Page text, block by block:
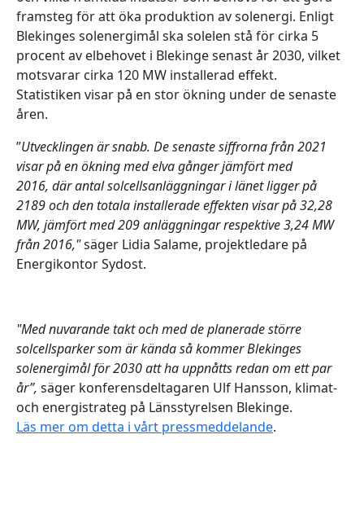
framsteg för att öka produktion av solenergi. Enligt
Blekinges solenergimål ska solelen stå för cirka 5
procent av elbehovet i Blekinge senast år 2030, vilket
motsvarar cirka 120 MW installerad effekt.
Statistiken visar på en stor ökning under de senaste
åren.
”Utvecklingen är snabb. De senaste siffrorna från 2021
visar på en ökning med elva gånger jämfört med
2016, där antal solcellsanläggningar i länet ligger på
2189 och den totala installerade effekten visar på 32,28
MW, jämfört med209 anläggningar respektive 3,24 MW
från 2016,"säger Lidia Salame, projektledare på
Energikontor Sydost.
"Med nuvarande takt och med de planerade större
solcellsparker som är kända så kommer Blekinges
solenergimål för 2030 att ha uppnåtts redan om ett par
år”, säger konferensdeltagaren Ulf Hansson, klimat-
och energistrateg på Länsstyrelsen Blekinge.
Läs mer om detta i vårt pressmeddelande.